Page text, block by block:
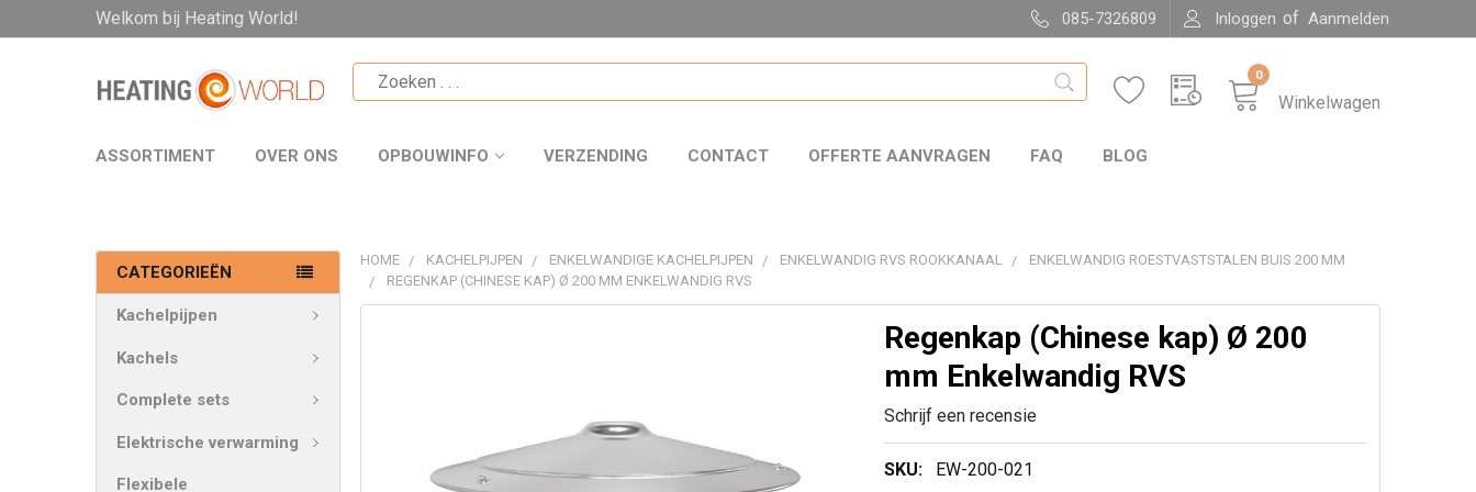
Welkom bij Heating World! 085-7326809 Inloggen of Aanmelden
Winkelwagen
0
ASSORTIMENT OVER ONS OPBOUWINFO VERZENDING CONTACT OFFERTE AANVRAGEN FAQ BLOG
CATEGORIEËN
Kachelpijpen
Kachels
Complete sets
Elektrische verwarming
Flexibele
HOME KACHELPIJPEN ENKELWANDIGE KACHELPIJPEN ENKELWANDIG RVS ROOKKANAAL
ENKELWANDIG ROESTVASTSTALEN BUIS 200 MM
REGENKAP (CHINESE KAP) Ø 200 MM ENKELWANDIG RVS
Regenkap (Chinese kap) Ø 200
mm Enkelwandig RVS
Schrijf een recensie
SKU: EW-200-021